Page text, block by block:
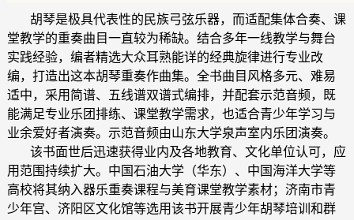
胡琴是极具代表性的民族弓弦乐器，而适配集体合奏、课
堂教学的重奏曲目一直较为稀缺。结合多年一线教学与舞台
实践经验，编者精选大众耳熟能详的经典旋律进行专业改
编，打造出这本胡琴重奏作曲集。全书曲目风格多元、难易
适中，采用简谱、五线谱双谱式编排，并配套示范音频，既
能满足专业乐团排练、课堂教学需求，也适合青少年学习与
业余爱好者演奏。示范音频由山东大学泉声室内乐团演奏。
该书面世后迅速获得业内及各地教育、文化单位认可，应
用范围持续扩大。中国石油大学（华东）、中国海洋大学等
高校将其纳入器乐重奏课程与美育课堂教学素材；济南市青
少年宫、济阳区文化馆等选用该书开展青少年胡琴培训和群